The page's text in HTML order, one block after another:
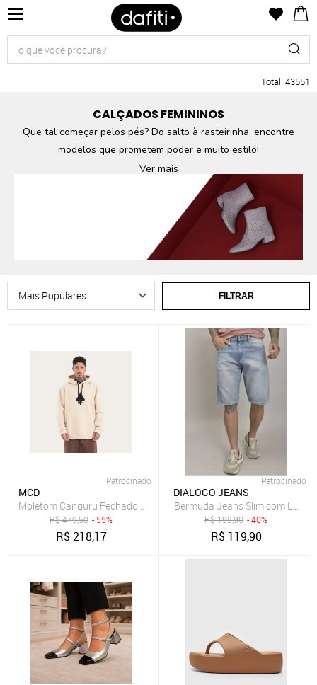
Total: 43551
CALÇADOS FEMININOS
Que tal começar pelos pés? Do salto à rasteirinha, encontre
modelos que prometem poder e muito estilo!
Ver mais
FILTRAR
Patrocinado
MCD
Moletom Canguru Fechado Logo
R$479,50 - 55%
R$218,17
Patrocinado
DIALOGO JEANS
Bermuda Jeans Slim com
R$199,90 - 40%
R$ 119,90